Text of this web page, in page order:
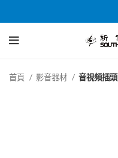
首頁 影音器材 音視頻插頭